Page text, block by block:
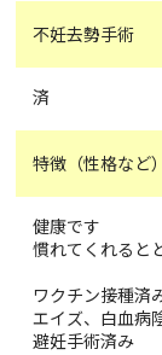
不妊去勢手術
済
特徴（性格など）
健康です
慣れてくれると
ワクチン接種済
エイズ、白血病
避妊手術済み